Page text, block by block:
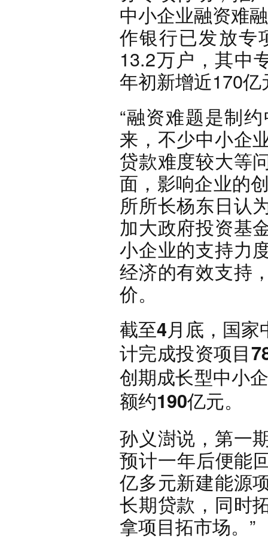
中小企业融资难
作银行已发放专
13.2万户，其中
年初新增近170
“融资难题是制
来，不少中小企
贷款难度较大等
面，影响企业的
所所长杨东日认
加大政府投资基
小企业的支持力
经济的有效支持
价。
截至4月底，国家
计完成投资项目
创期成长型中小
额约190亿元。
孙义澍说，第一
预计一年后便能
亿多元新建能源
长期贷款，同时
拿项目拓市场。”